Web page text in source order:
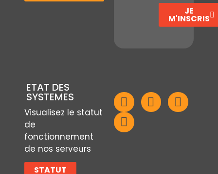
JE
M'INSCRIS
ETAT DES
SYSTEMES
Visualisez le statut
de
fonctionnement
de nos serveurs
STATUT